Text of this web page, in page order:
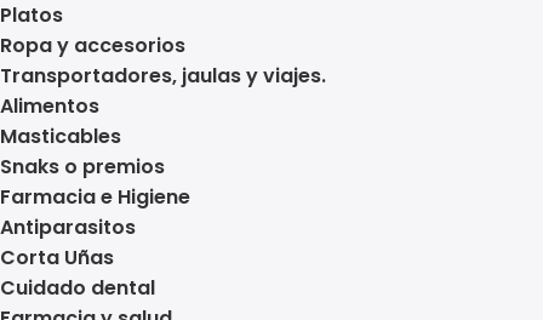
Platos
Ropa y accesorios
Transportadores, jaulas y viajes.
Alimentos
Masticables
Snaks o premios
Farmacia e Higiene
Antiparasitos
Corta Uñas
Cuidado dental